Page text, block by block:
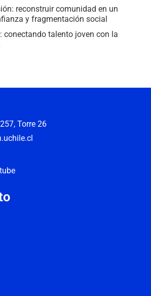
reconstruir comunidad en un
y fragmentación social
conectando talento joven con la
Torre 26